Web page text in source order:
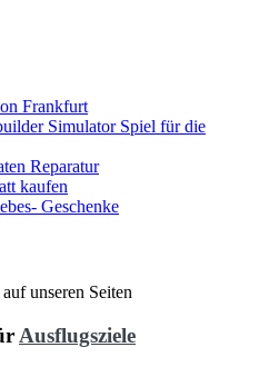
Frankfurt
Simulator Spiel für die
Reparatur
kaufen
Geschenke
unseren Seiten
Ausflugsziele